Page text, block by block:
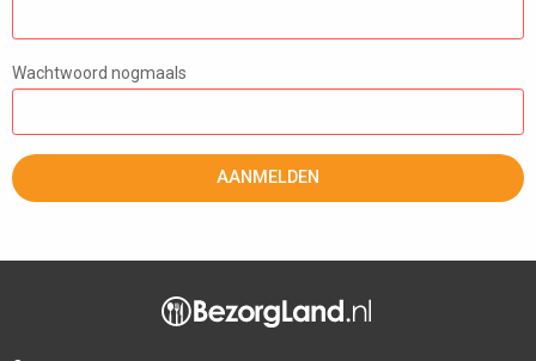
Wachtwoord nogmaals
AANMELDEN